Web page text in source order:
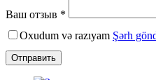
Ваш отзыв *
Oxudum və razıyam Şərh
Отправить